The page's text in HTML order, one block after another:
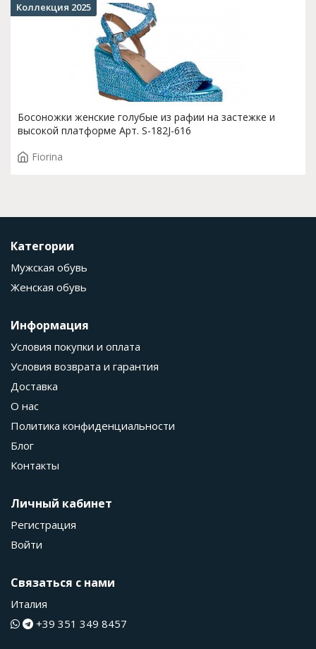
Босоножки женские голубые из рафии на застежке и
высокой платформе Арт. S-182J-616
Fiorina
Коллекция 2025
Категории
Мужская обувь
Женская обувь
Информация
Условия покупки и оплата
Условия возврата и гарантия
Доставка
О нас
Политика конфиденциальности
Блог
Контакты
Личный кабинет
Регистрация
Войти
Связаться с нами
Италия
+39 351 349 8457